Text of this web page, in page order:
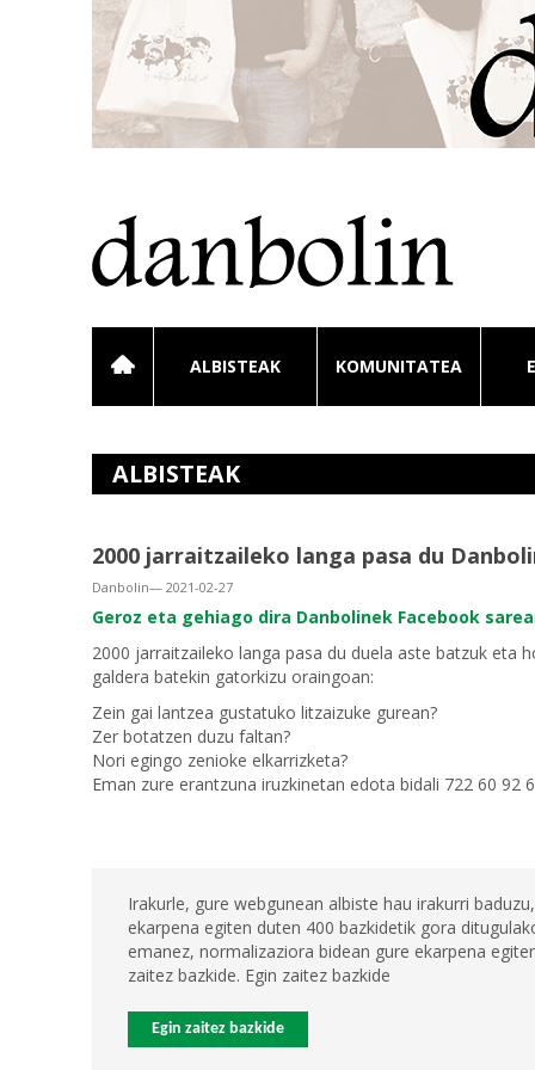
ALBISTEAK KOMUNITATEA
ALBISTEAK
2000 jarraitzaileko langa pasa du
Danbolin— 2021-02-27
Geroz eta gehiago dira Danbolinek Facebook
2000 jarraitzaileko langa pasa du duela aste batzuk eta
galdera batekin gatorkizu oraingoan:
Zein gai lantzea gustatuko litzaizuke gurean?
Zer botatzen duzu faltan?
Nori egingo zenioke elkarrizketa?
Eman zure erantzuna iruzkinetan edota bidali 722 60 92
Irakurle, gure webgunean albiste hau irakurri
ekarpena egiten duten 400 bazkidetik gora
emanez, normalizaziora bidean gure ekarpena
zaitez bazkide. Egin zaitez bazkide
Egin zaitez bazkide